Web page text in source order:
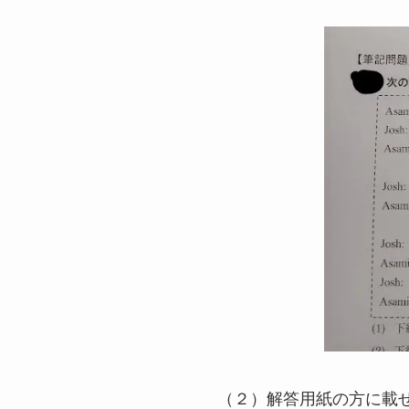
（２）解答用紙の方に載